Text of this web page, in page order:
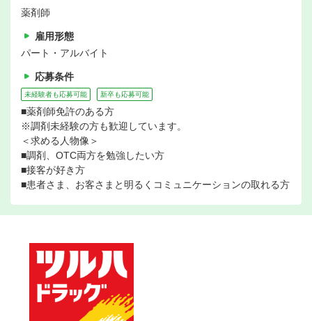
薬剤師
雇用形態
パート・アルバイト
応募条件
未経験者も応募可能 新卒も応募可能
■薬剤師免許のある方
※調剤未経験の方も歓迎しています。
＜求める人物像＞
■調剤、OTC両方を勉強したい方
■接客が好き方
■患者さま、お客さまと明るくコミュニケーションの取れる方